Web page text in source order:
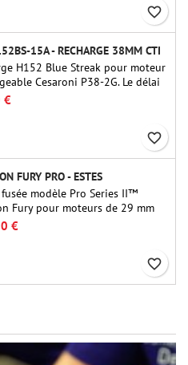
favorite_border
15A - RECHARGE 38MM CTI
H152 Blue Streak pour moteur
Cesaroni P38-2G. Le délai
est réglable via l'outil
38
€
favorite_border
FURY PRO - ESTES
modèle Pro Series II™
Fury pour moteurs de 29 mm
E, F et G. Conçu pour les
confirmés, le Crimson Fury
€
favorite_border